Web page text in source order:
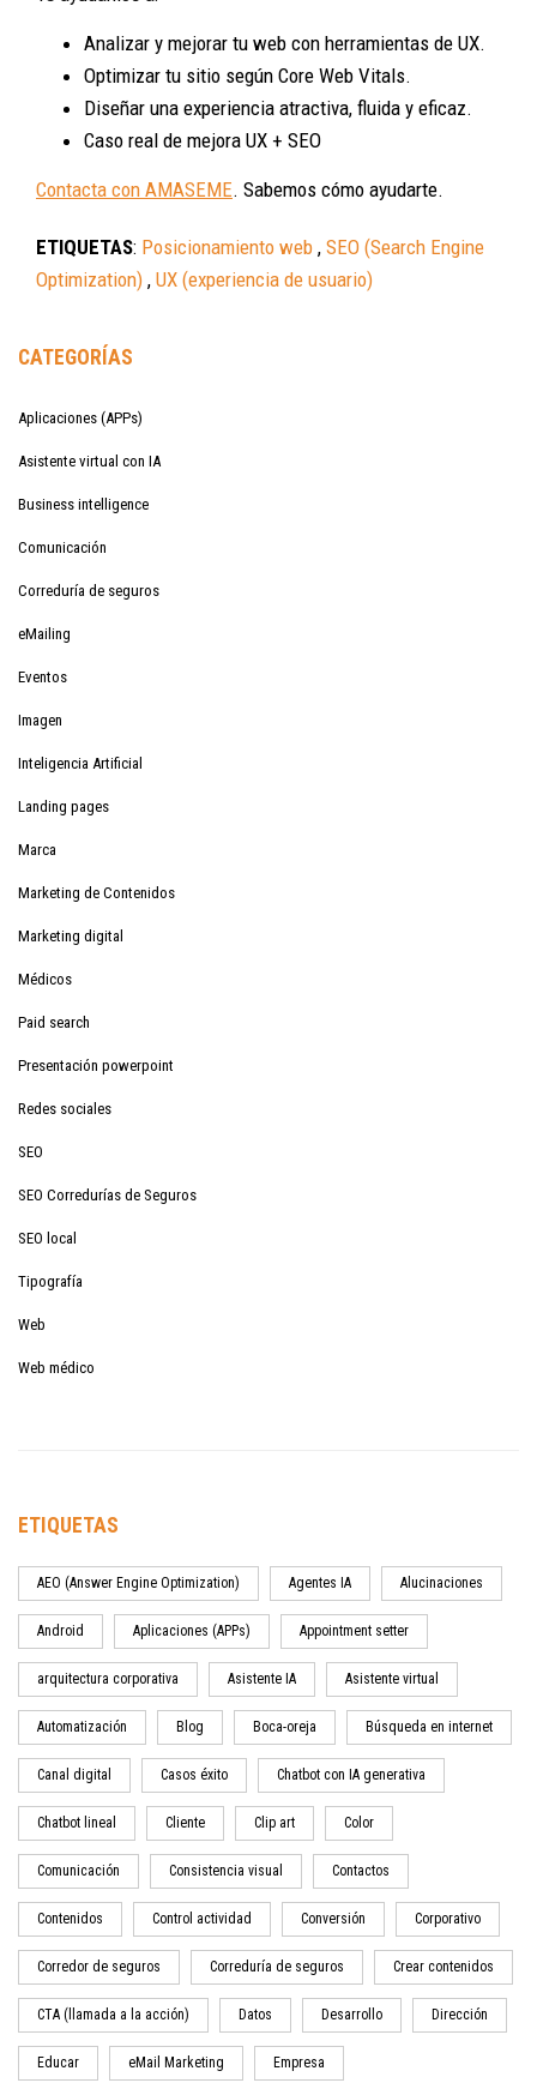
Analizar y mejorar tu web con herramientas de UX.
Optimizar tu sitio según Core Web Vitals.
Diseñar una experiencia atractiva, fluida y eficaz.
Caso real de mejora UX + SEO
Contacta con AMASEME. Sabemos cómo ayudarte.
ETIQUETAS: Posicionamiento web , SEO (Search Engine
Optimization) , UX (experiencia de usuario)
CATEGORÍAS
Aplicaciones (APPs)
Asistente virtual con IA
Business intelligence
Comunicación
Correduría de seguros
eMailing
Eventos
Imagen
Inteligencia Artificial
Landing pages
Marca
Marketing de Contenidos
Marketing digital
Médicos
Paid search
Presentación powerpoint
Redes sociales
SEO
SEO Corredurías de Seguros
SEO local
Tipografía
Web
Web médico
ETIQUETAS
AEO (Answer Engine Optimization) Agentes IA Alucinaciones
Android Aplicaciones (APPs) Appointment setter
arquitectura corporativa Asistente IA Asistente virtual
Automatización Blog Boca-oreja Búsqueda en internet
Canal digital Casos éxito Chatbot con IA generativa
Chatbot lineal Cliente Clip art Color
Comunicación Consistencia visual Contactos
Contenidos Control actividad Conversión Corporativo
Corredor de seguros Correduría de seguros Crear contenidos
CTA (llamada a la acción) Datos Desarrollo Dirección
Educar eMail Marketing Empresa